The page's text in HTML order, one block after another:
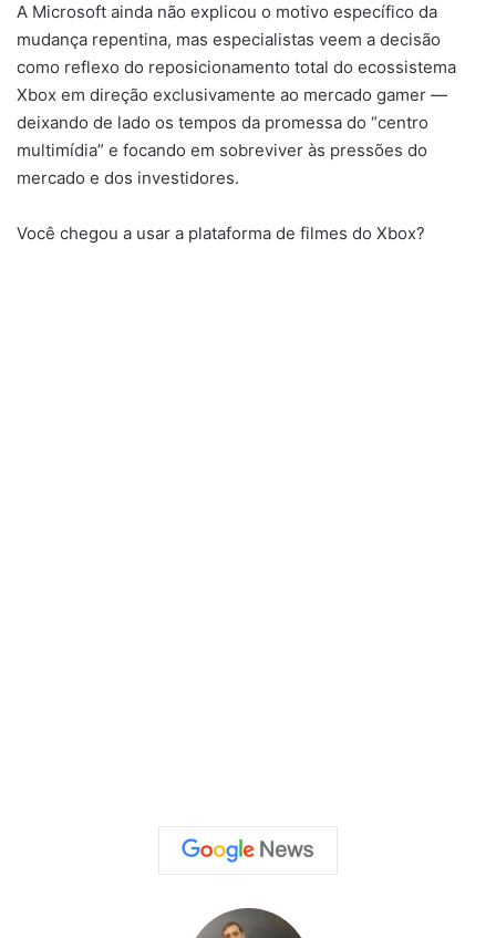
A Microsoft ainda não explicou o motivo específico da
mudança repentina, mas especialistas veem a decisão
como reflexo do reposicionamento total do ecossistema
Xbox em direção exclusivamente ao mercado gamer —
deixando de lado os tempos da promessa do “centro
multimídia” e focando em sobreviver às pressões do
mercado e dos investidores.
Você chegou a usar a plataforma de filmes do Xbox?